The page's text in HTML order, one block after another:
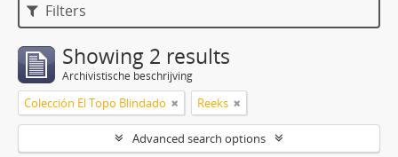
Filters
Showing 2 results
Archivistische beschrijving
Colección El Topo Blindado Reeks
Advanced search options